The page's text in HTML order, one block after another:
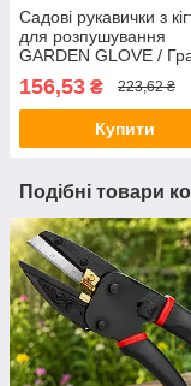
Садові рукавички з
для розпушування
GARDEN GLOVE /
пластиковими
наконечниками
156,53 ₴ 223,62 ₴
Купити
Подібні товари